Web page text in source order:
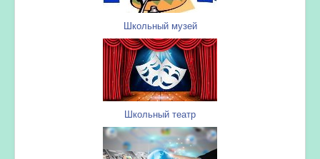
Школьный музей
Школьный театр